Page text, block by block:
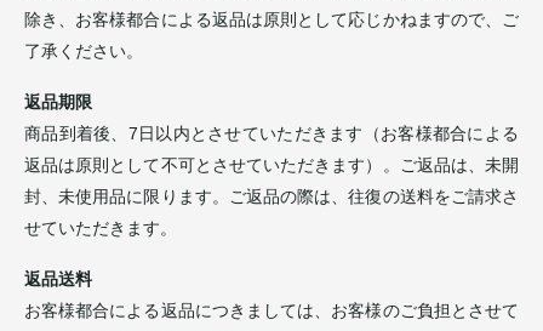
除き、お客様都合による返品は原則として応じかねますので、ご
了承ください。
返品期限
商品到着後、7日以内とさせていただきます（お客様都合による
返品は原則として不可とさせていただきます）。ご返品は、未開
封、未使用品に限ります。ご返品の際は、往復の送料をご請求さ
せていただきます。
返品送料
お客様都合による返品につきましては、お客様のご負担とさせて